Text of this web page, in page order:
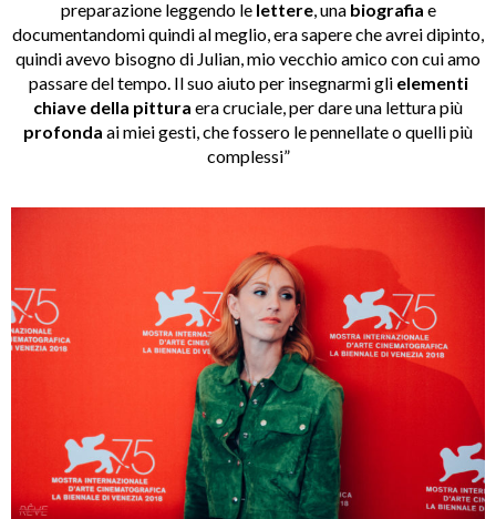
preparazione leggendo le lettere, una biografia e
documentandomi quindi al meglio, era sapere che avrei dipinto,
quindi avevo bisogno di Julian, mio vecchio amico con cui amo
passare del tempo. Il suo aiuto per insegnarmi glielementi
chiave della pittura era cruciale, per dare una lettura più
profonda ai miei gesti, che fossero le pennellate o quelli più
complessi”